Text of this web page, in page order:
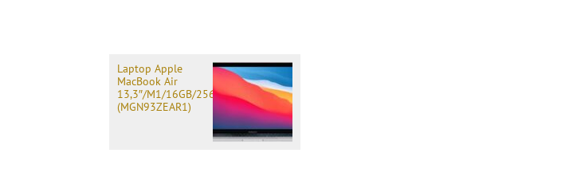
Laptop Apple
MacBook Air
13,3″/M1/16GB/256GB/macOS
(MGN93ZEAR1)